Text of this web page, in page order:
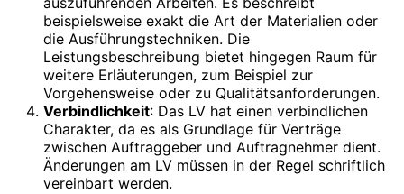
beispielsweise exakt die Art der Materialien oder
die Ausführungstechniken. Die
Leistungsbeschreibung bietet hingegen Raum für
weitere Erläuterungen, zum Beispiel zur
Vorgehensweise oder zu Qualitätsanforderungen.
Verbindlichkeit: Das LV hat einen verbindlichen
Charakter, da es als Grundlage für Verträge
zwischen Auftraggeber und Auftragnehmer dient.
Änderungen am LV müssen in der Regel schriftlich
vereinbart werden.